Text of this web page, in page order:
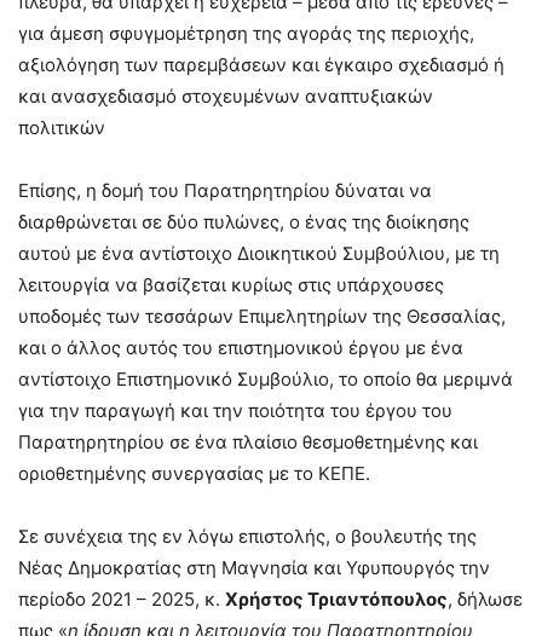
για άμεση σφυγμομέτρηση της αγοράς της περιοχής,
αξιολόγηση των παρεμβάσεων και έγκαιρο σχεδιασμό ή
και ανασχεδιασμό στοχευμένων αναπτυξιακών
πολιτικών
Επίσης, η δομή του Παρατηρητηρίου δύναται να
διαρθρώνεται σε δύο πυλώνες, ο ένας της διοίκησης
αυτού με ένα αντίστοιχο Διοικητικού Συμβούλιου, με τη
λειτουργία να βασίζεται κυρίως στις υπάρχουσες
υποδομές των τεσσάρων Επιμελητηρίων της Θεσσαλίας,
και ο άλλος αυτός του επιστημονικού έργου με ένα
αντίστοιχο Επιστημονικό Συμβούλιο, το οποίο θα μεριμνά
για την παραγωγή και την ποιότητα του έργου του
Παρατηρητηρίου σε ένα πλαίσιο θεσμοθετημένης και
οριοθετημένης συνεργασίας με το ΚΕΠΕ.
Σε συνέχεια της εν λόγω επιστολής, ο βουλευτής της
Νέας Δημοκρατίας στη Μαγνησία και Υφυπουργός την
περίοδο 2021 – 2025, κ. Χρήστος Τριαντόπουλος, δήλωσε
πως «η ίδρυση και η λειτουργία του Παρατηρητηρίου